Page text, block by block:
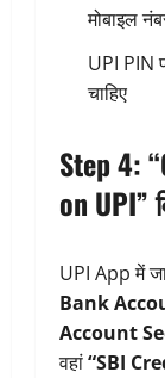
मोबाइल
UPI PIN
चाहिए
Step 4:
on UPI”
UPI App में
Bank
Account
वहां“SBI